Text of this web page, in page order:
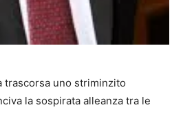
trascorsa uno striminzito
la sospirata alleanza tra le